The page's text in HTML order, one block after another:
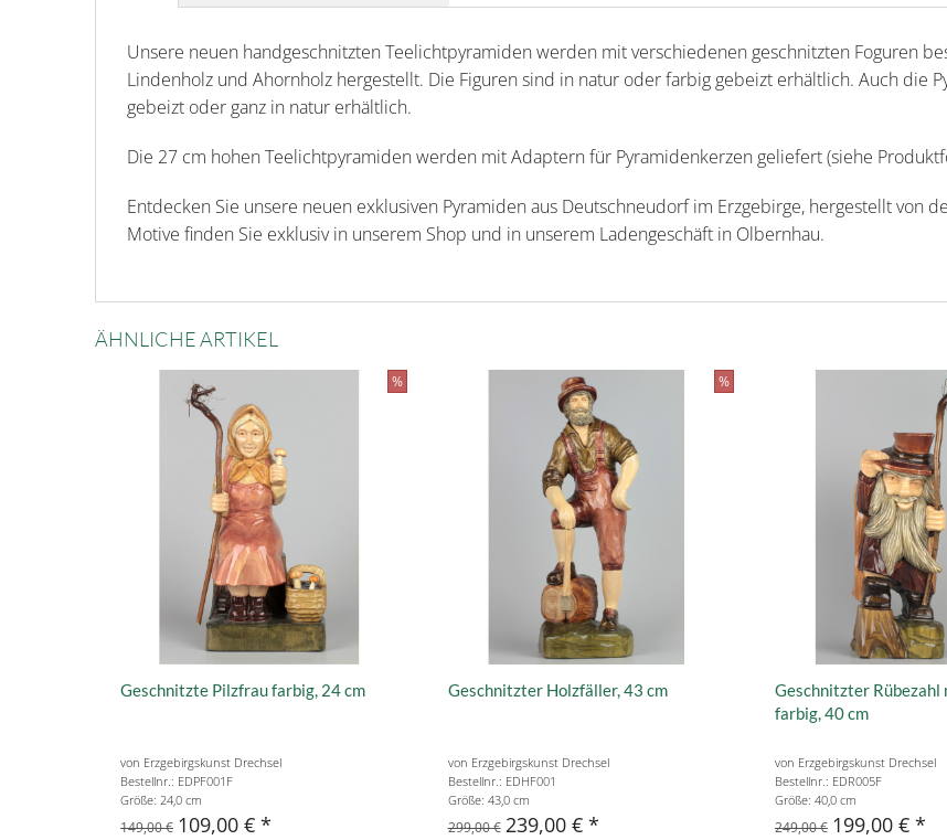
Unsere neuen handgeschnitzten Teelichtpyramiden werden mit verschiedenen geschnitzten Foguren
Lindenholz und Ahornholz hergestellt. Die Figuren sind in natur oder farbig gebeizt erhältlich. Auch die
gebeizt oder ganz in natur erhältlich.
Die 27 cm hohen Teelichtpyramiden werden mit Adaptern für Pyramidenkerzen geliefert (siehe
Entdecken Sie unsere neuen exklusiven Pyramiden aus Deutschneudorf im Erzgebirge, hergestellt von
Motive finden Sie exklusiv in unserem Shop und in unserem Ladengeschäft in Olbernhau.
ÄHNLICHE ARTIKEL
%
Geschnitzte Pilzfrau farbig, 24 cm
von Erzgebirgskunst Drechsel
Bestellnr.: EDPF001F
Größe: 24,0 cm
149,00 € 109,00 €
%
Geschnitzter Holzfäller, 43 cm
von Erzgebirgskunst Drechsel
Bestellnr.: EDHF001
Größe: 43,0 cm
299,00 € 239,00 €
Geschnitzter Rübezahl
farbig, 40 cm
von Erzgebirgskunst Drechsel
Bestellnr.: EDR005F
Größe: 40,0 cm
249,00 € 199,00 €